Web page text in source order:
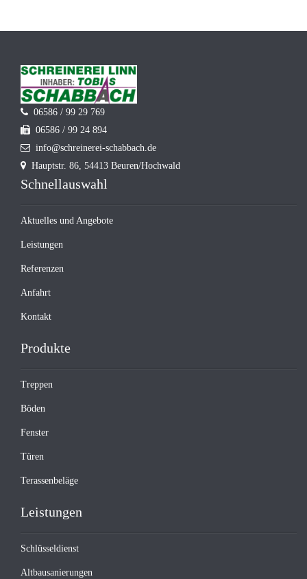
06586 / 99 29 769
06586 / 99 24 894
info@schreinerei-schabbach.de
Hauptstr. 86, 54413 Beuren/Hochwald
Schnellauswahl
Aktuelles und Angebote
Leistungen
Referenzen
Anfahrt
Kontakt
Produkte
Treppen
Böden
Fenster
Türen
Terassenbeläge
Leistungen
Schlüsseldienst
Altbausanierungen